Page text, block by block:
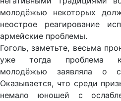
молодёжью некоторых
неострое реагирование
армейские проблемы.
Гоголь, заметьте, весьма
уже тогда проблема
молодёжью заявляла о
Оказывается, что среди
немало юношей с